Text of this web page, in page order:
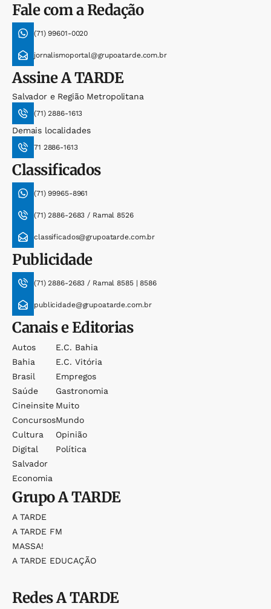
Fale com a Redação
(71) 99601-0020
jornalismoportal@grupoatarde.com.br
AssineA TARDE
Salvador e Região Metropolitana
(71) 2886-1613
Demais localidades
71 2886-1613
Classificados
(71) 99965-8961
(71) 2886-2683 / Ramal 8526
classificados@grupoatarde.com.br
Publicidade
(71) 2886-2683 / Ramal 8585 | 8586
publicidade@grupoatarde.com.br
Canais e Editorias
Autos
Bahia
Brasil
Saúde
Cineinsite
Concursos
Cultura
Digital
Salvador
Economia
E.c. Bahia
E.c. Vitória
Empregos
Gastronomia
Muito
Mundo
Opinião
Política
GrupoA TARDE
A TARDE
A TARDE FM
MASSA!
A TARDE EDUCAÇÃO
RedesA TARDE